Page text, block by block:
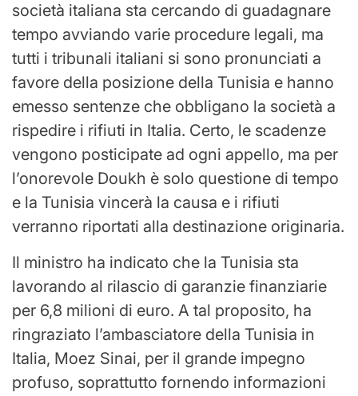
società italiana sta cercando di guadagnare
tempo avviando varie procedure legali, ma
tutti i tribunali italiani si sono pronunciati a
favore della posizione della Tunisia e hanno
emesso sentenze che obbligano la società a
rispedire i rifiuti in Italia. Certo, le scadenze
vengono posticipate ad ogni appello, ma per
l’onorevole Doukh è solo questione di tempo
e la Tunisia vincerà la causa e i rifiuti
verranno riportati alla destinazione originaria.
Il ministro ha indicato che la Tunisia sta
lavorando al rilascio di garanzie finanziarie
per 6,8 milioni di euro. A tal proposito, ha
ringraziato l’ambasciatore della Tunisia in
Italia, Moez Sinai, per il grande impegno
profuso, soprattutto fornendo informazioni